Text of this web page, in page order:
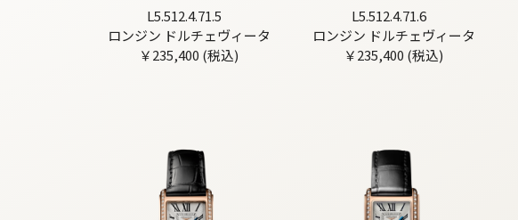
L5.512.4.71.5
ロンジン ドルチェヴィータ
￥235,400 (税込)
L5.512.4.71.6
ロンジン ドルチェヴィータ
￥235,400 (税込)